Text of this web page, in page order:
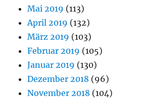
Mai 2019 (113)
April 2019 (132)
März 2019 (103)
Februar 2019 (105)
Januar 2019 (130)
Dezember 2018 (96)
November 2018 (104)